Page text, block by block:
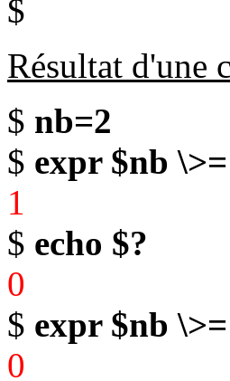
$
Résultat d'une
$ nb=2
$ expr $nb
1 #
$ echo $?
0 #
$ expr $nb
0 #